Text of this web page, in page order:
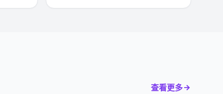
查看更多